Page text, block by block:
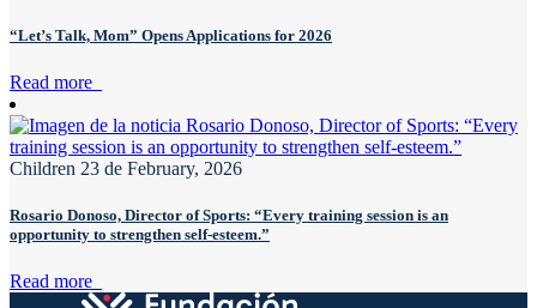
“Let’s Talk, Mom” Opens Applications for 2026
Read more
Children 23 de February, 2026
Rosario Donoso, Director of Sports: “Every training session is an
opportunity to strengthen self-esteem.”
Read more